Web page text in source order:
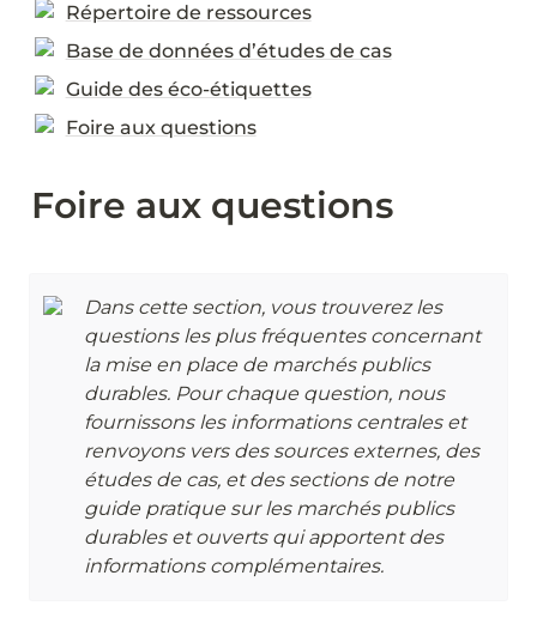
Répertoire de ressources
Base de données d’études de cas
Guide des éco-étiquettes
Foire aux questions
Foire aux questions
Dans cette section, vous trouverez les
questions les plus fréquentes concernant
la mise en place de marchés publics
durables. Pour chaque question, nous
fournissons les informations centrales et
renvoyons vers des sources externes, des
études de cas, et des sections de notre
guide pratique sur les marchés publics
durables et ouverts qui apportent des
informations complémentaires.